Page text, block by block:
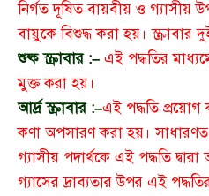
নির্গত দূষিত বায়বীয় ও গ্যাসীয়
বায়ুকে বিশুদ্ধ করা হয়। স্ক্রাবার
শুষ্ক স্ক্রাবার :– এই পদ্ধতির
মুক্ত করা হয়।
আর্দ্র স্ক্রাবার :–এই পদ্ধতি প্রয়োগ
কণা অপসারণ করা হয়।
গ্যাসীয় পদার্থকে এই পদ্ধতি
গ্যাসের দ্রাব্যতার উপর এই